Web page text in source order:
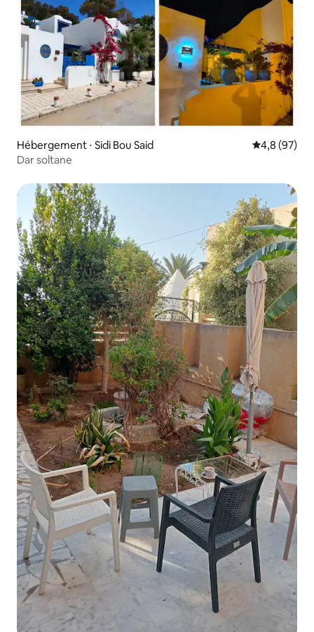
Hébergement ⋅ Sidi Bou Said Évaluation
4,8 (97)
Dar soltane